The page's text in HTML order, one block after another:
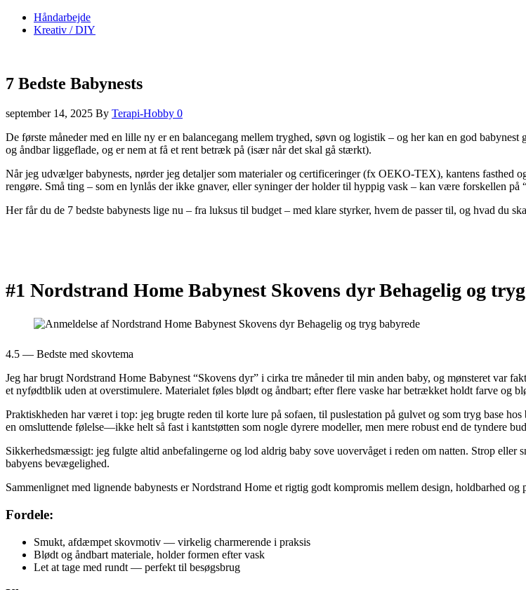
Håndarbejde
Kreativ / DIY
7 Bedste Babynests
september 14, 2025 By Terapi-Hobby 0
De første måneder med en lille ny er en balancegang mellem tryghed, søvn og logistik – og her kan en god
og åndbar liggeflade, og er nem at få et rent betræk på (især når det skal gå stærkt).
Når jeg udvælger babynests, nørder jeg detaljer som materialer og certificeringer (fx OEKO-TEX), kantens fasthed
rengøre. Små ting – som en lynlås der ikke gnaver, eller syninger der holder til hyppig vask – kan være forskellen på
Her får du de 7 bedste babynests lige nu – fra luksus til budget – med klare styrker, hvem de passer til, og hvad du
#1 Nordstrand Home Babynest Skovens dyr Behagelig og
4.5 — Bedste med skovtema
Jeg har brugt Nordstrand Home Babynest “Skovens dyr” i cirka tre måneder til min anden baby, og mønsteret var
et nyfødtblik uden at overstimulere. Materialet føles blødt og åndbart; efter flere vaske har betrækket holdt farve og
Praktiskheden har været i top: jeg brugte reden til korte lure på sofaen, til puslestation på gulvet og som tryg base
en omsluttende følelse—ikke helt så fast i kantstøtten som nogle dyrere modeller, men mere robust end de tyndere
Sikkerhedsmæssigt: jeg fulgte altid anbefalingerne og lod aldrig baby sove uovervåget i reden om natten. Strop
babyens bevægelighed.
Sammenlignet med lignende babynests er Nordstrand Home et rigtig godt kompromis mellem design, holdbarhed
Fordele:
Smukt, afdæmpet skovmotiv — virkelig charmerende i praksis
Blødt og åndbart materiale, holder formen efter vask
Let at tage med rundt — perfekt til besøgsbrug